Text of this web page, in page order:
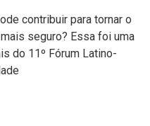
contribuir para tornar o
seguro? Essa foi uma
do 11º Fórum Latino-